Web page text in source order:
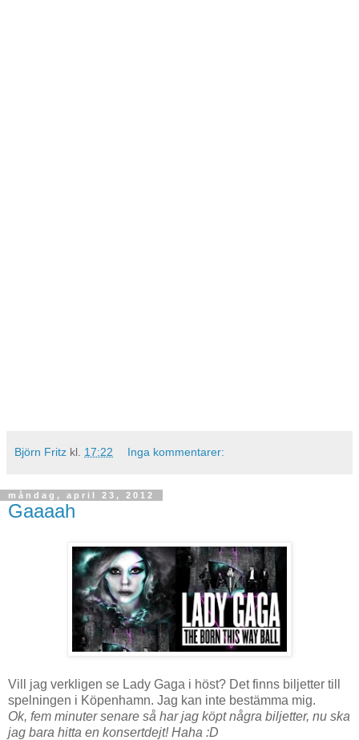
Björn Fritz kl. 17:22 Inga kommentarer:
måndag, april 23, 2012
Gaaaah
Vill jag verkligen se Lady Gaga i höst? Det finns biljetter till
spelningen i Köpenhamn. Jag kan inte bestämma mig.
Ok, fem minuter senare så har jag köpt några biljetter, nu ska
jag bara hitta en konsertdejt! Haha :D